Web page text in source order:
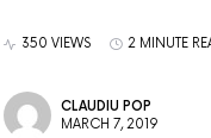
350 VIEWS 2 MINUTE
CLAUDIU POP
MARCH 7, 2019